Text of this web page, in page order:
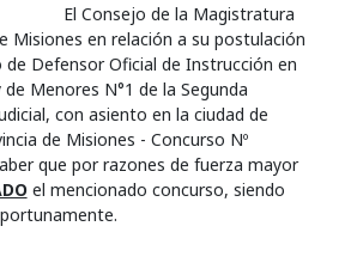
El Consejo de la Magistratura
Misiones en relación a su postulación
de Defensor Oficial de Instrucción en
Menores N°1 de la Segunda
con asiento en la ciudad de
de Misiones - Concurso Nº
que por razones de fuerza mayor
el mencionado concurso, siendo